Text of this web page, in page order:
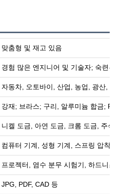
맞춤형 및 재고 있음
경험 많은 엔지니어 및 기술자; 숙련
자동차, 오토바이, 산업, 농업, 광산,
강재; 브라스; 구리, 알루미늄 합금;
니켈 도금, 아연 도금, 크롬 도금, 주
컴퓨터 기계, 성형 기계, 스프링 압착
프로젝터, 염수 분무 시험기, 하드니
JPG, PDF, CAD 등